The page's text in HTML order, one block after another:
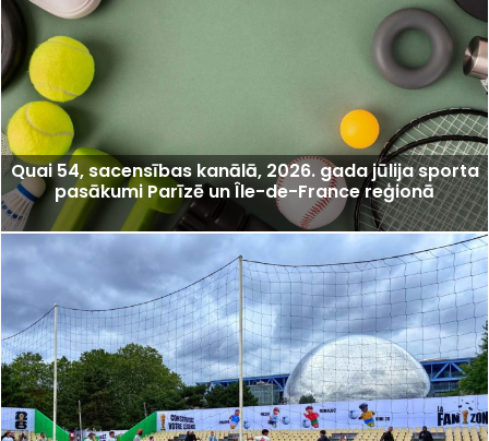
Quai 54, sacensības kanālā, 2026. gada jūlija sporta
pasākumi Parīzē un Île-de-France reģionā